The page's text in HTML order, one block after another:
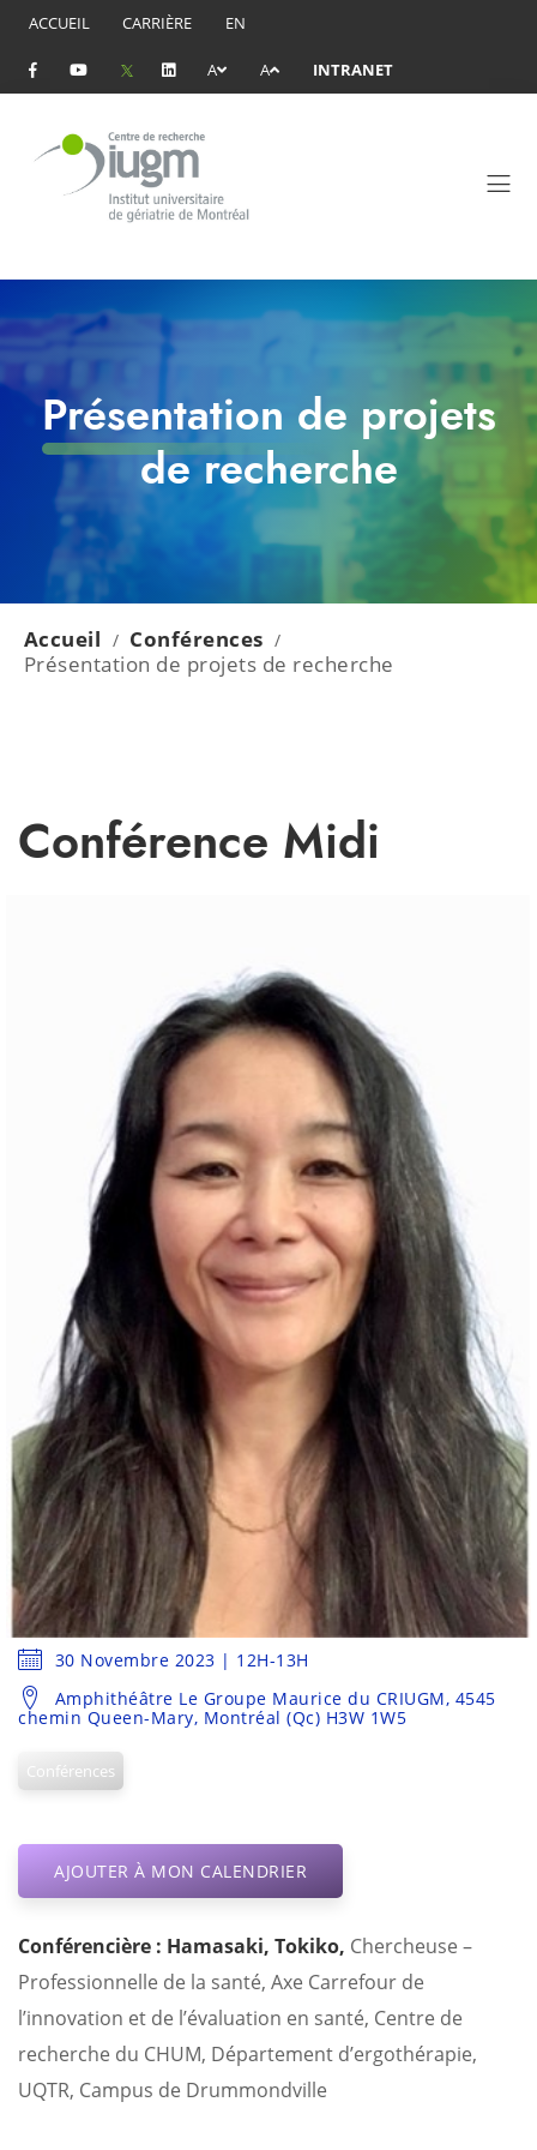
ACCUEIL CARRIÈRE EN
A A INTRANET
Présentation de projets
de recherche
Accueil / Conférences /
Présentation de projets de recherche
Conférence Midi
30 Novembre 2023 | 12H-13H
Amphithéâtre Le Groupe Maurice du CRIUGM, 4545
chemin Queen-Mary, Montréal (Qc) H3W 1W5
Conférences
AJOUTER À MON CALENDRIER
Conférencière : Hamasaki, Tokiko, Chercheuse –
Professionnelle de la santé, Axe Carrefour de
l’innovation et de l’évaluation en santé, Centre de
recherche du CHUM, Département d’ergothérapie,
UQTR, Campus de Drummondville